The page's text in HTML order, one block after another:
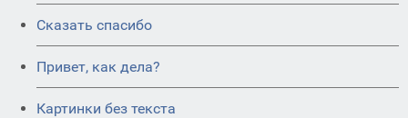
Сказать спасибо
Привет, как дела?
Картинки без текста